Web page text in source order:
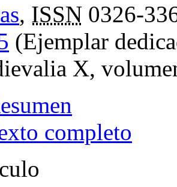
, ISSN 0326-
(Ejemplar
X,
completo